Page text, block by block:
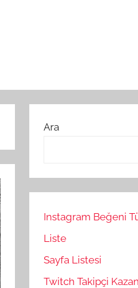
Ara
Instagram Beğeni
Liste
Sayfa Listesi
Twitch Takipçi